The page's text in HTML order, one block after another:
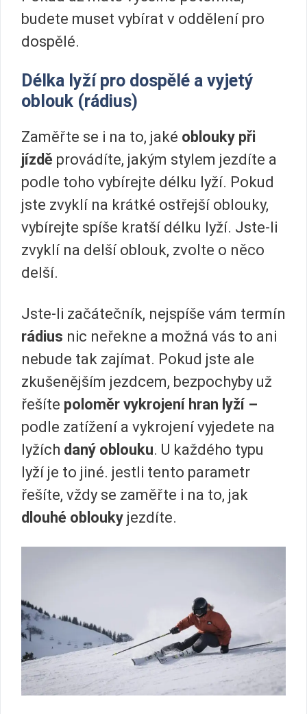
budete muset vybírat v oddělení pro
dospělé.
Délka lyží pro dospělé a vyjetý
oblouk (rádius)
Zaměřte se i na to, jaké oblouky při
jízdě provádíte, jakým stylem jezdíte a
podle toho vybírejte délku lyží. Pokud
jste zvyklí na krátké ostřejší oblouky,
vybírejte spíše kratší délku lyží. Jste-li
zvyklí na delší oblouk, zvolte o něco
delší.
Jste-li začátečník, nejspíše vám termín
rádius nic neřekne a možná vás to ani
nebude tak zajímat. Pokud jste ale
zkušenějším jezdcem, bezpochyby už
řešíte poloměr vykrojení hran lyží –
podle zatížení a vykrojení vyjedete na
lyžích daný oblouku. U každého typu
lyží je to jiné. jestli tento parametr
řešíte, vždy se zaměřte i na to, jak
dlouhé oblouky jezdíte.